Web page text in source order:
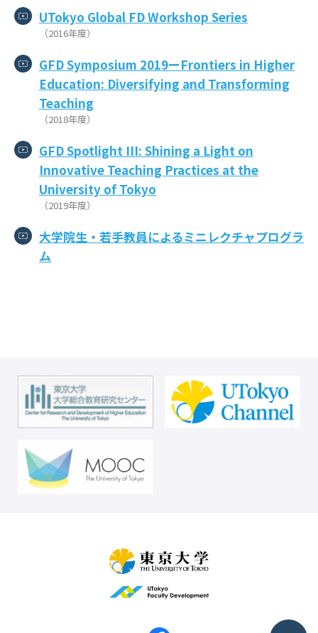
UTokyo Global FD Workshop Series
（2016年度）
GFD Symposium 2019ーFrontiers in Higher
Education: Diversifying and Transforming
Teaching
（2018年度）
GFD Spotlight III: Shining a Light on
Innovative Teaching Practices at the
University of Tokyo
（2019年度）
大学院生・若手教員によるミニレクチャプログラ
ム